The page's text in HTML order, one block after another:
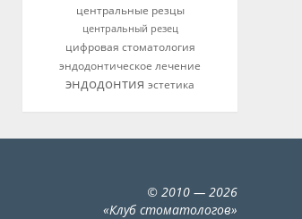
центральные резцы
центральный резец
цифровая стоматология
эндодонтическое лечение
эндодонтия эстетика
© 2010 — 2026
«Клуб стоматологов»